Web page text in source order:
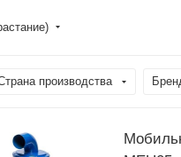
производства